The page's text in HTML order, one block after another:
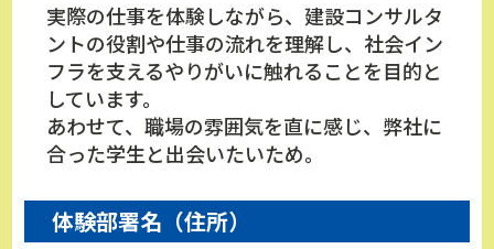
実際の仕事を体験しながら、建設コンサルタ
ントの役割や仕事の流れを理解し、社会イン
フラを支えるやりがいに触れることを目的と
しています。
あわせて、職場の雰囲気を直に感じ、弊社に
合った学生と出会いたいため。
体験部署名（住所）